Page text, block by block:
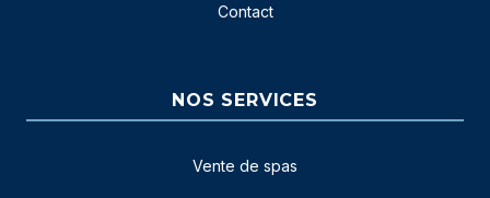
Contact
NOS SERVICES
Vente de spas